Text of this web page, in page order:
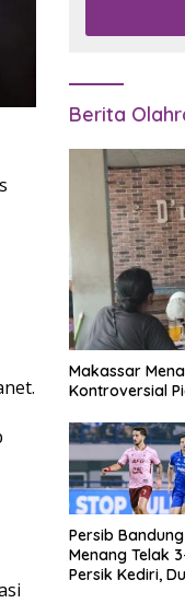
Berita
Makassar
Kontroversial
Persib Bandung
Menang Telak
Persik Kediri,